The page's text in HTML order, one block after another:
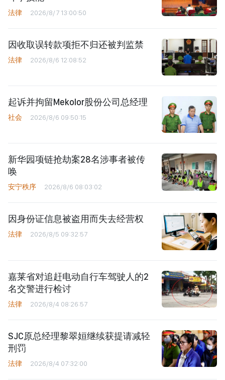
法律 2026/8/7 13:00:50
因收取误转款项拒不归还被判监禁
法律 2026/8/6 12:08:52
起诉并拘留Mekolor股份公司总经理
社会 2026/8/6 09:50:15
新华园项链抢劫案28名涉事者被传
唤
安宁秩序 2026/8/6 08:03:02
因身份证信息被盗用而失去经营权
法律 2026/8/5 09:32:57
嘉莱省对追赶电动自行车驾驶人的2
名交警进行检讨
法律 2026/8/4 08:26:57
SJC原总经理黎翠姮继续获提请减轻
刑罚
法律 2026/8/4 07:32:00